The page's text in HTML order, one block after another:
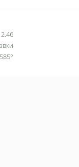
2.46